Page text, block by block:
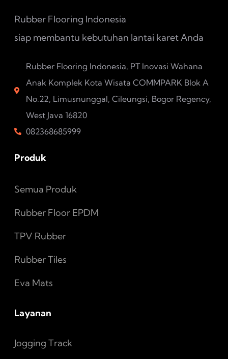
Rubber Flooring Indonesia
siap membantu kebutuhan lantai karet Anda
Rubber Flooring Indonesia, PT Inovasi Wahana
Anak Komplek Kota Wisata COMMPARK Blok A
No.22, Limusnunggal, Cileungsi, Bogor Regency,
West Java 16820
082368685999
Produk
Semua Produk
Rubber Floor EPDM
TPV Rubber
Rubber Tiles
Eva Mats
Layanan
Jogging Track